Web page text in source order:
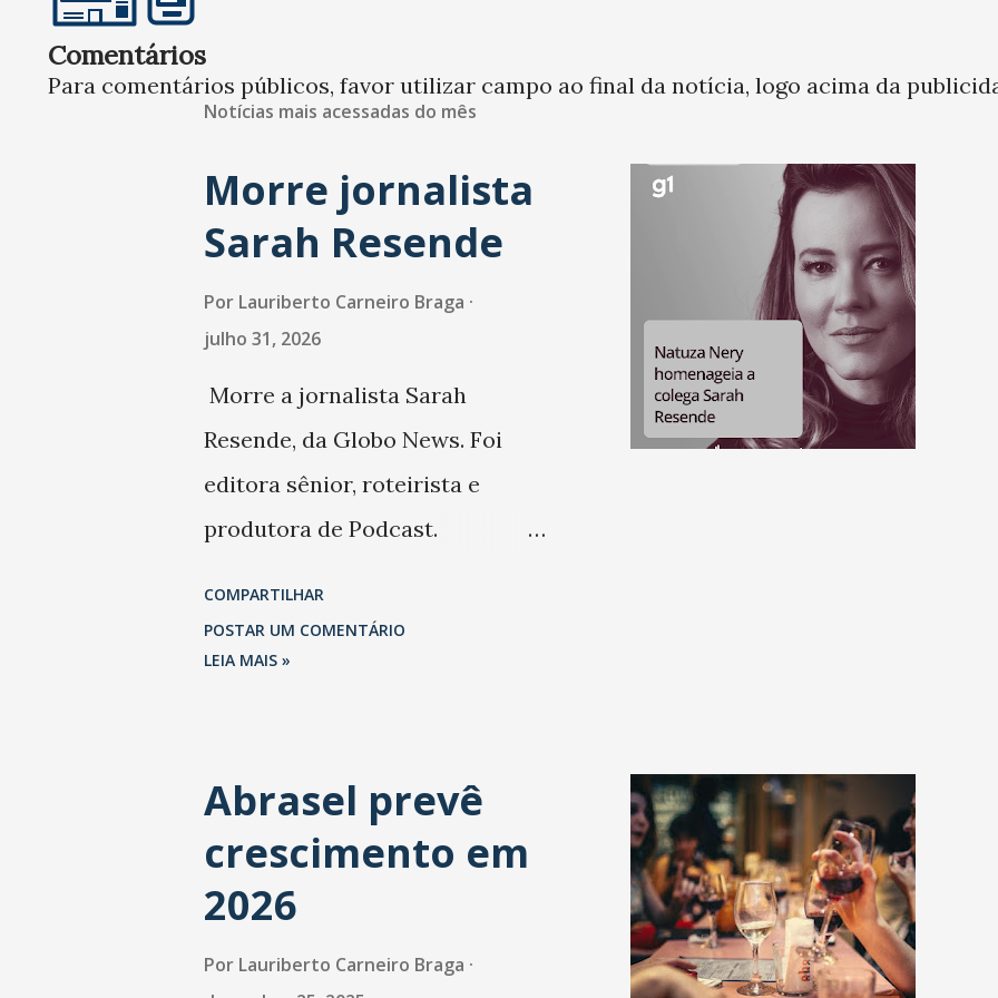
Comentários
Para comentários públicos, favor utilizar campo ao final da notícia, logo acima da
Notícias mais acessadas do mês
Morre jornalista
Sarah Resende
Por Lauriberto Carneiro Braga
julho 31, 2026
Morre a jornalista Sarah
Resende, da Globo News. Foi
editora sênior, roteirista e
produtora de Podcast.
COMPARTILHAR
POSTAR UM COMENTÁRIO
LEIA MAIS »
Abrasel prevê
crescimento em
2026
Por Lauriberto Carneiro Braga